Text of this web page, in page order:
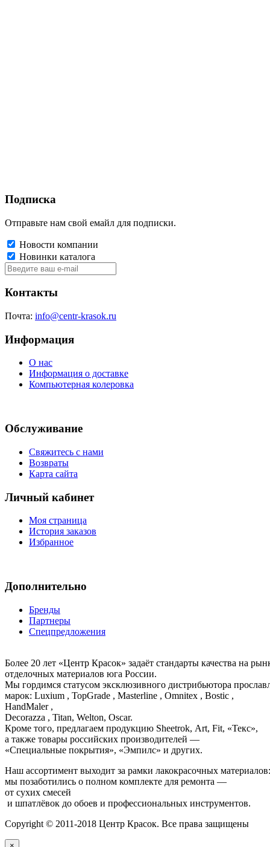
Подписка
Отправьте нам свой емайл для подписки.
Новости компании
Новинки каталога
Контакты
Почта: info@centr-krasok.ru
Информация
О нас
Информация о доставке
Компьютерная колеровка
Обслуживание
Свяжитесь с нами
Возвраты
Карта сайта
Личный кабинет
Моя страница
История заказов
Избранное
Дополнительно
Бренды
Партнеры
Спецпредложения
Более 20 лет «Центр Красок» задаёт стандарты качества на
отделочных материалов юга России.
Мы гордимся статусом эксклюзивного дистрибьютора
марок: Luxium , TopGrade , Masterline , Omnitex , Bostic ,
HandMaler ,
Decorazza , Titan, Welton, Oscar.
Кроме того, предлагаем продукцию Sheetrok, Art, Fit, «Текс»,
а также товары российских производителей —
«Специальные покрытия», «Эмпилс» и других.
Наш ассортимент выходит за рамки лакокрасочных
мы позаботились о полном комплекте для ремонта —
от сухих смесей
и шпатлёвок до обоев и профессиональных инструментов.
Copyright © 2011-2018 Центр Красок. Все права защищены